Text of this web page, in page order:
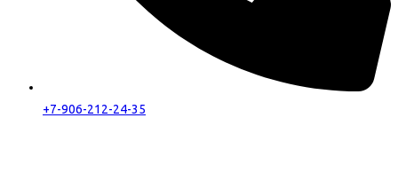
+7-906-212-24-35